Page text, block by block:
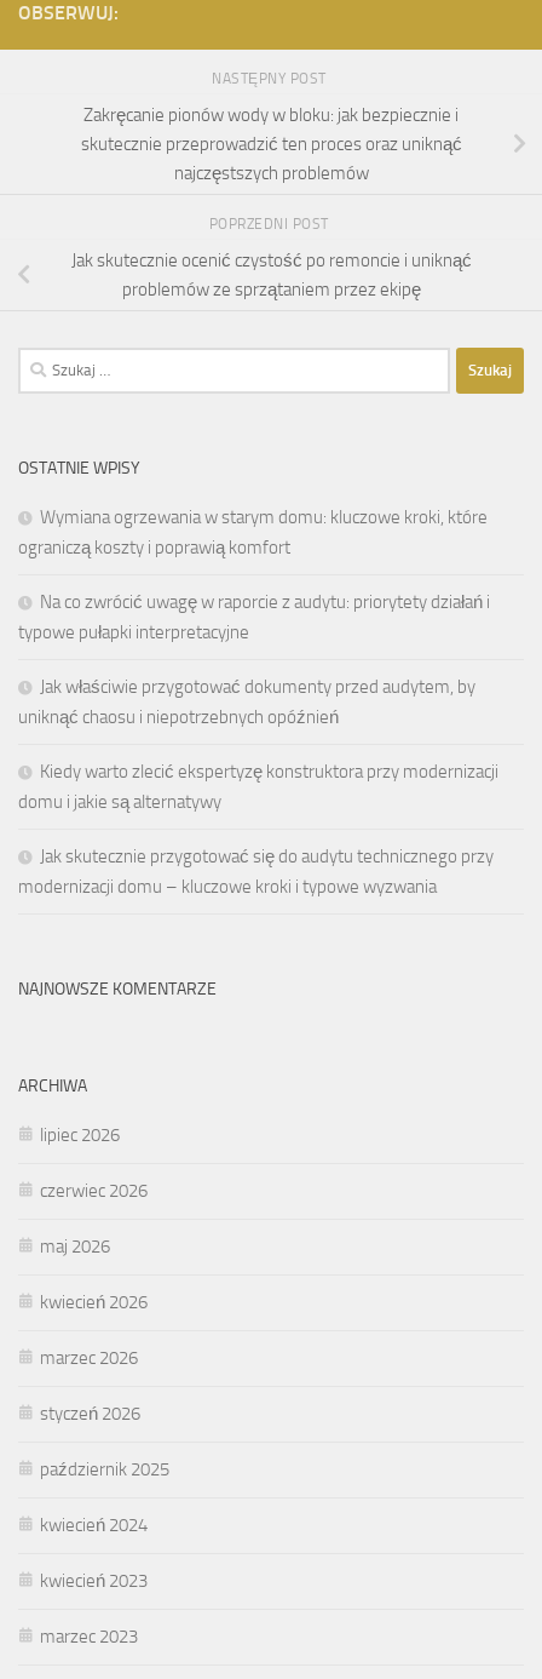
OBSERWUJ:
NASTĘPNY POST
Zakręcanie pionów wody w bloku: jak bezpiecznie i
skutecznie przeprowadzić ten proces oraz uniknąć
najczęstszych problemów
POPRZEDNI POST
Jak skutecznie ocenić czystość po remoncie i uniknąć
problemów ze sprzątaniem przez ekipę
Szukaj:
OSTATNIE WPISY
Wymiana ogrzewania w starym domu: kluczowe kroki, które
ograniczą koszty i poprawią komfort
Na co zwrócić uwagę w raporcie z audytu: priorytety działań i
typowe pułapki interpretacyjne
Jak właściwie przygotować dokumenty przed audytem, by
uniknąć chaosu i niepotrzebnych opóźnień
Kiedy warto zlecić ekspertyzę konstruktora przy modernizacji
domu i jakie są alternatywy
Jak skutecznie przygotować się do audytu technicznego przy
modernizacji domu – kluczowe kroki i typowe wyzwania
NAJNOWSZE KOMENTARZE
ARCHIWA
lipiec 2026
czerwiec 2026
maj 2026
kwiecień 2026
marzec 2026
styczeń 2026
październik 2025
kwiecień 2024
kwiecień 2023
marzec 2023